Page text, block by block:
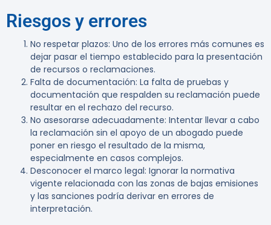
Riesgos y errores
No respetar plazos: Uno de los errores más comunes es
dejar pasar el tiempo establecido para la presentación
de recursos o reclamaciones.
Falta de documentación: La falta de pruebas y
documentación que respalden su reclamación puede
resultar en el rechazo del recurso.
No asesorarse adecuadamente: Intentar llevar a cabo
la reclamación sin el apoyo de un abogado puede
poner en riesgo el resultado de la misma,
especialmente en casos complejos.
Desconocer el marco legal: Ignorar la normativa
vigente relacionada con las zonas de bajas emisiones
y las sanciones podría derivar en errores de
interpretación.